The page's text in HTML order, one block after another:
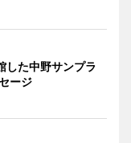
した中野サンプラ
ージ